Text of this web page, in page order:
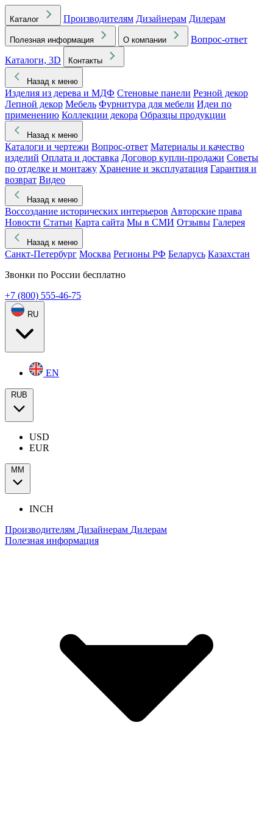
Каталог Производителям Дизайнерам Дилерам
Полезная информация О компании
Вопрос-ответ
Каталоги, 3D
Контакты
Назад к меню
Изделия из дерева и МДФ Стеновые панели Резной декор
Лепной декор Мебель Фурнитура для мебели Идеи по
применению Коллекции декора Образцы продукции
Назад к меню
Каталоги и чертежи Вопрос-ответ Материалы и качество
изделий Оплата и доставка Договор купли-продажи Советы
по отделке и монтажу Хранение и эксплуатация Гарантия и
возврат Видео
Назад к меню
Воссоздание исторических интерьеров Авторские права
Новости Статьи Карта сайта Мы в СМИ Отзывы Галерея
Назад к меню
Санкт-Петербург Москва Регионы РФ Беларусь Казахстан
Звонки по России бесплатно
+7 (800) 555-46-75
RU
EN
RUB
USD
EUR
ММ
INCH
Производителям Дизайнерам Дилерам
Полезная информация